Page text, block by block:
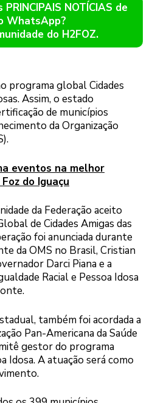
NOTÍCIAS de
WhatsApp?
do H2FOZ.
programa global Cidades
Assim, o estado
de municípios
da Organização
eventos na melhor
do Iguaçu
da Federação aceito
de Cidades Amigas das
foi anunciada durante
da OMS no Brasil, Cristian
Darci Piana e a
Racial e Pessoa Idosa
também foi acordada a
Pan-Americana da Saúde
gestor do programa
Idosa. A atuação será como